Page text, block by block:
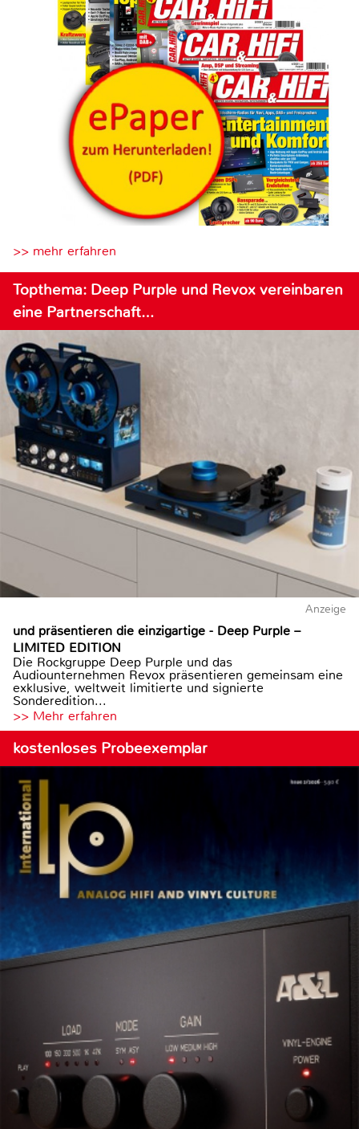
>> mehr erfahren
Topthema: Deep Purple und Revox vereinbaren
eine Partnerschaft…
Anzeige
und präsentieren die einzigartige - Deep Purple –
LIMITED EDITION
Die Rockgruppe Deep Purple und das
Audiounternehmen Revox präsentieren gemeinsam eine
exklusive, weltweit limitierte und signierte
Sonderedition...
>> Mehr erfahren
kostenloses Probeexemplar